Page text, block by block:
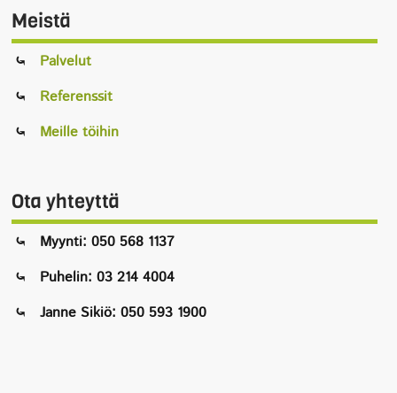
Meistä
Palvelut
Referenssit
Meille töihin
Ota yhteyttä
Myynti: 050 568 1137
Puhelin: 03 214 4004
Janne Sikiö: 050 593 1900